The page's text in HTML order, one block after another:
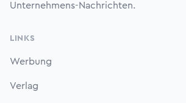
Unternehmens-Nachrichten.
LINKS
Werbung
Verlag